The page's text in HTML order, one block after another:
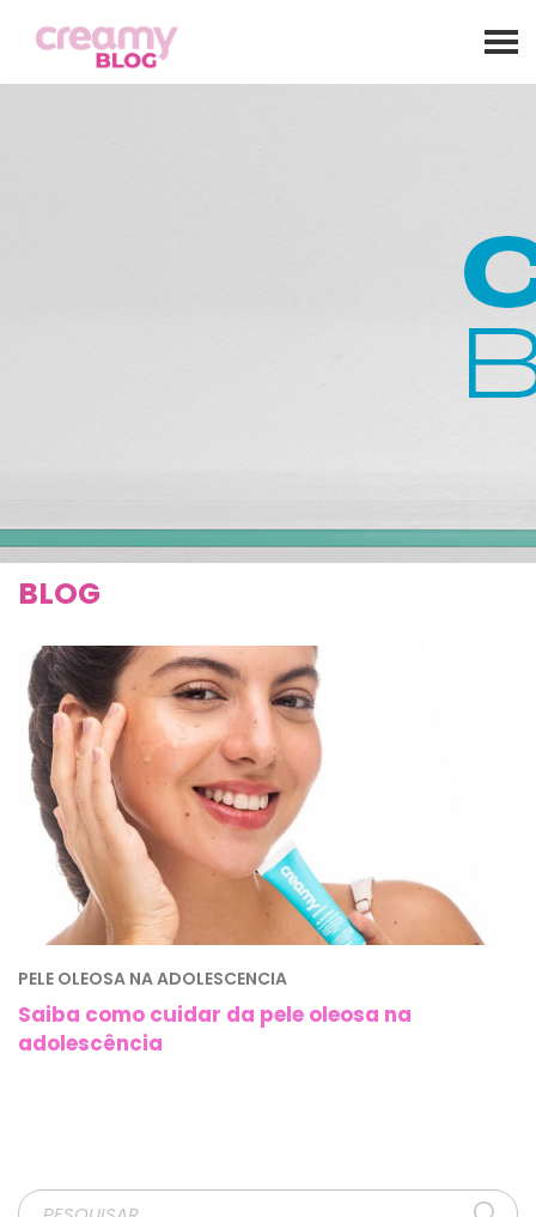
BLOG
PELE OLEOSA NA ADOLESCENCIA
Saiba como cuidar da pele oleosa na
adolescência